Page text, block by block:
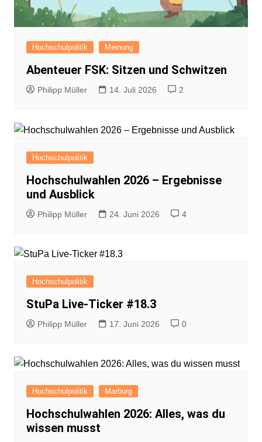
Hochschulpolitik Meinung
Abenteuer FSK: Sitzen und Schwitzen
Philipp Müller 14. Juli 2026 2
Hochschulpolitik
Hochschulwahlen 2026 – Ergebnisse
und Ausblick
Philipp Müller 24. Juni 2026 4
Hochschulpolitik
StuPa Live-Ticker #18.3
Philipp Müller 17. Juni 2026 0
Hochschulpolitik Marburg
Hochschulwahlen 2026: Alles, was du
wissen musst